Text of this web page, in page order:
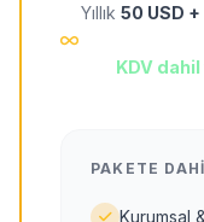
Yıllık 50 USD +
KDV dahil
PAKETE
Kurumsal